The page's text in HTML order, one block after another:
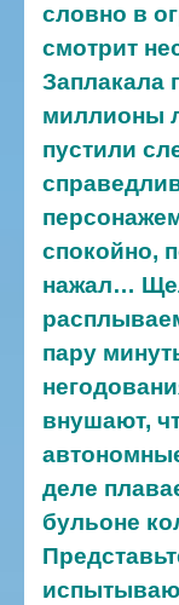
словно в
смотрит
Заплакала
миллионы
пустили
спокойно,
нажал…
пару
внушают,
деле
бульоне